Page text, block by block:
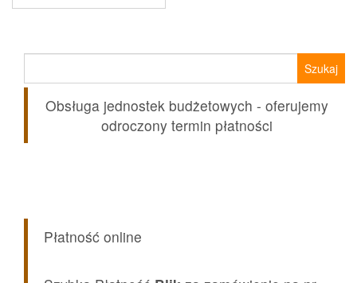
Obsługa jednostek budżetowych - oferujemy
odroczony termin płatności
Płatność online